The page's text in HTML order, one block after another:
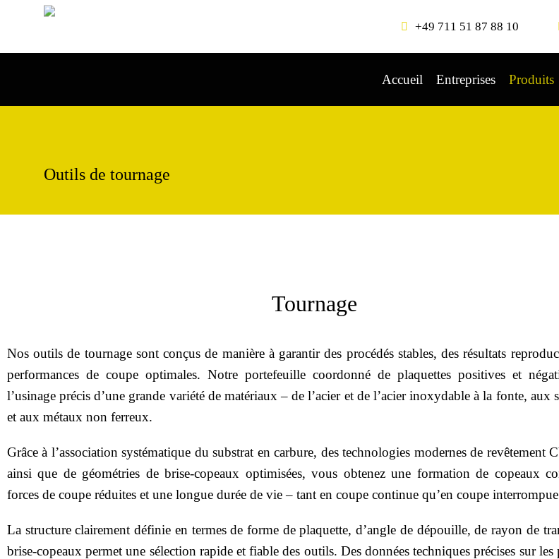
+49 711 51 87 88 10
Accueil Entreprises Produits
Outils de tournage
Tournage
Nos outils de tournage sont conçus de manière à garantir des procédés stables, des résultats
performances de coupe optimales. Notre portefeuille coordonné de plaquettes positives et
l’usinage précis d’une grande variété de matériaux – de l’acier et de l’acier inoxydable à la fonte, aux
et aux métaux non ferreux.
Grâce à l’association systématique du substrat en carbure, des technologies modernes de revêtement
ainsi que de géométries de brise‑copeaux optimisées, vous obtenez une formation de copeaux
forces de coupe réduites et une longue durée de vie – tant en coupe continue qu’en coupe
La structure clairement définie en termes de forme de plaquette, d’angle de dépouille, de rayon de
brise‑copeaux permet une sélection rapide et fiable des outils. Des données techniques précises sur